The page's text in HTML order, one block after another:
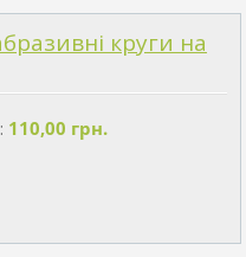
круги на
110,00 грн.